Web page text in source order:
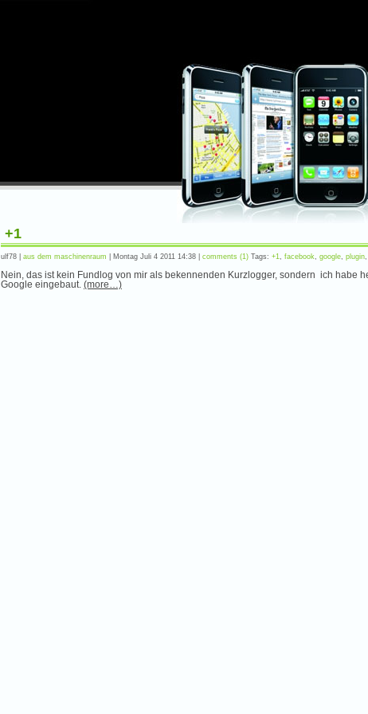
+1
ulf78 | aus dem maschinenraum | Montag Juli 4 2011 14:38 | comments (1) Tags: +1, facebook, google, plugin,
Nein, das ist kein Fundlog von mir als bekennenden Kurzlogger, sondern ich habe
Google eingebaut. (more…)